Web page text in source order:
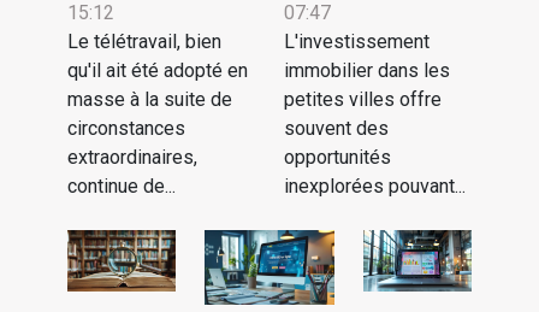
15:12
Le télétravail, bien
qu'il ait été adopté en
masse à la suite de
circonstances
extraordinaires,
continue de...
07:47
L'investissement
immobilier dans les
petites villes offre
souvent des
opportunités
inexplorées pouvant...